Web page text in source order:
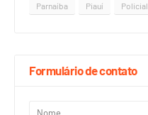
Parnaíba Piauí Policial
Formulário de contato